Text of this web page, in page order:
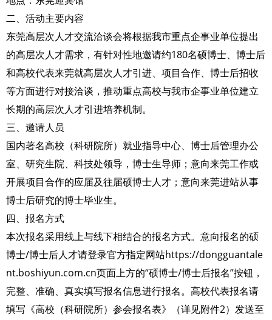
二、活动主要内容
东莞高层次人才交流洽谈会将根据我市重点企事业单位提出
的高层次人才需求，有针对性地邀请约180名硕博士、博士后
和高校代表来莞就高层次人才引进、项目合作、博士后招收
等方面进行对接洽谈，推动重点高校与我市企事业单位建立
长期的高层次人才引进培养机制。
三、邀请人员
国内著名高校（科研院所）就业指导中心、博士后管理办公
室、研究生院、科技处领导，博士生导师；意向来莞工作或
开展项目合作的应届及往届硕博士人才；意向来莞进站从事
博士后研究的博士毕业生。
四、报名方式
本次报名采用线上与线下相结合的报名方式。意向报名的硕
博士/博士后人才请登录官方指定网站https://dongguantale
nt.boshiyun.com.cn页面上方的“硕博士/博士后报名”按钮，
完整、准确、真实填写报名信息进行报名。高校代表报名请
填写《高校（科研院所）参会报名表》（详见附件2）发送至